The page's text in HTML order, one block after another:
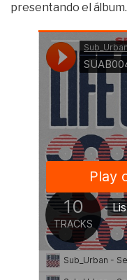
presentando el álbum.